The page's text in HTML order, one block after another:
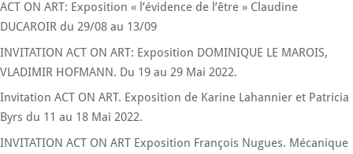
ACT ON ART: Exposition « l’évidence de l’être » Claudine
DUCAROIR du 29/08 au 13/09
INVITATION ACT ON ART: Exposition DOMINIQUE LE MAROIS,
VLADIMIR HOFMANN. Du 19 au 29 Mai 2022.
Invitation ACT ON ART. Exposition de Karine Lahannier et Patricia
Byrs du 11 au 18 Mai 2022.
INVITATION ACT ON ART Exposition François Nugues. Mécanique